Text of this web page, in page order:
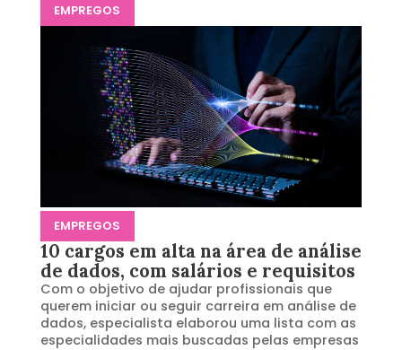
EMPREGOS
EMPREGOS
10 cargos em alta na área de análise
de dados, com salários e requisitos
Com o objetivo de ajudar profissionais que
querem iniciar ou seguir carreira em análise de
dados, especialista elaborou uma lista com as
especialidades mais buscadas pelas empresas